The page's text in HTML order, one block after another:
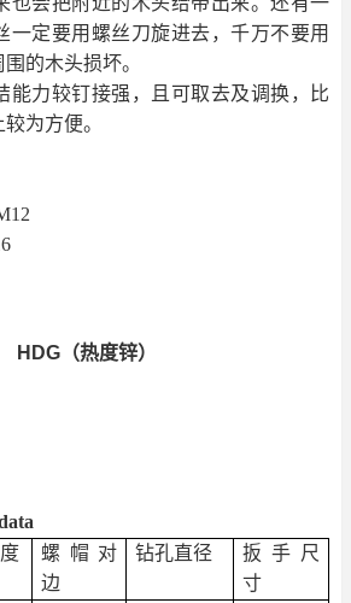
一定要用螺丝刀旋进去，千万不要用
的木头损坏。
能力较钉接强，且可取去及调换，比
为方便。
HDG （热度锌）
螺帽对
边
钻孔直径
扳手尺
寸